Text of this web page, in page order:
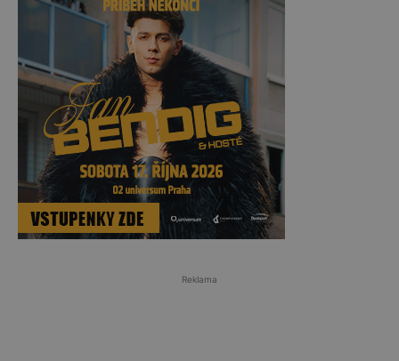
Reklama